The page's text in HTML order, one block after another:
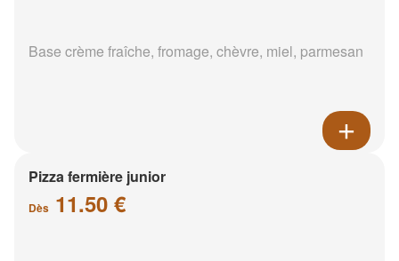
Base crème fraîche, fromage, chèvre, miel, parmesan
Pizza fermière junior
Dès 11.50 €